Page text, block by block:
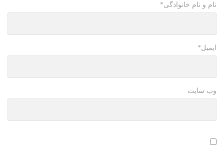
نام و نام خانوادگی*
ایمیل*
وب سایت